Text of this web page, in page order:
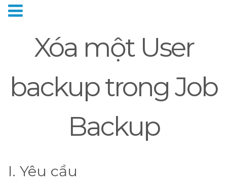
Xóa một User
backup trong Job
Backup
I. Yêu cầu